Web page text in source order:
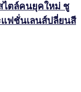
ไตล์คนยุคใหม่ ชู
แฟชั่นเลนส์ปลี่ยนสี